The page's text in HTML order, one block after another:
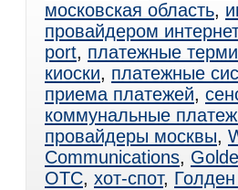
московская область,
провайдером
port, платежные
киоски, платежные
приема платежей,
коммунальные
провайдеры москвы,
Communications,
ОТС, хот-спот,